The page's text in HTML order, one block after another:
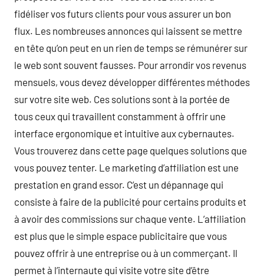
fidéliser vos futurs clients pour vous assurer un bon
flux. Les nombreuses annonces qui laissent se mettre
en tête qu’on peut en un rien de temps se rémunérer sur
le web sont souvent fausses. Pour arrondir vos revenus
mensuels, vous devez développer différentes méthodes
sur votre site web. Ces solutions sont à la portée de
tous ceux qui travaillent constamment à offrir une
interface ergonomique et intuitive aux cybernautes.
Vous trouverez dans cette page quelques solutions que
vous pouvez tenter. Le marketing d’affiliation est une
prestation en grand essor. C’est un dépannage qui
consiste à faire de la publicité pour certains produits et
à avoir des commissions sur chaque vente. L’affiliation
est plus que le simple espace publicitaire que vous
pouvez offrir à une entreprise ou à un commerçant. Il
permet à l’internaute qui visite votre site d’être